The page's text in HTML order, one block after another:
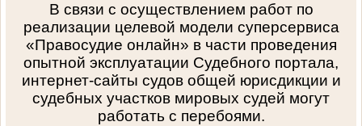
В связи с осуществлением работ по
реализации целевой модели суперсервиса
«Правосудие онлайн» в части проведения
опытной эксплуатации Судебного портала,
интернет-сайты судов общей юрисдикции и
судебных участков мировых судей могут
работать с перебоями.